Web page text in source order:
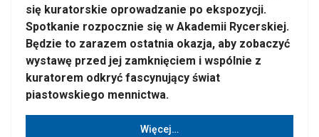
się kuratorskie oprowadzanie po ekspozycji.
Spotkanie rozpocznie się w Akademii Rycerskiej.
Będzie to zarazem ostatnia okazja, aby zobaczyć
wystawę przed jej zamknięciem i wspólnie z
kuratorem odkryć fascynujący świat
piastowskiego mennictwa.
Więcej…